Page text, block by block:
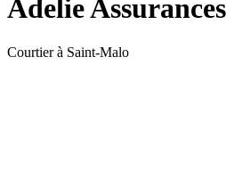
Adelie Assurances
Courtier à Saint-Malo